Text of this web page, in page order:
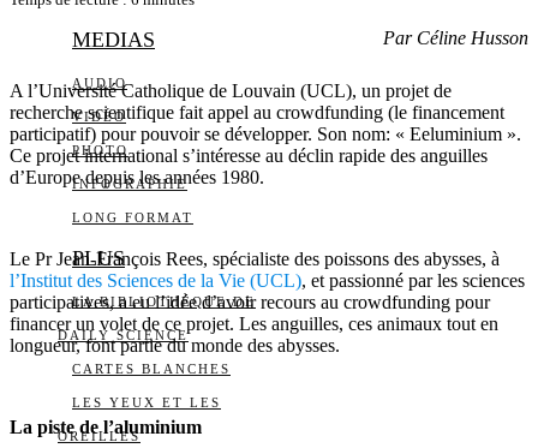
MEDIAS
AUDIO
VIDÉO
PHOTO
INFOGRAPHIE
LONG FORMAT
PLUS
LA BIBLIOTHÈQUE DE
DAILY SCIENCE
CARTES BLANCHES
LES YEUX ET LES
OREILLES
Par Céline Husson
A l’Université Catholique de Louvain (UCL), un projet de
recherche scientifique fait appel au crowdfunding (le financement
participatif) pour pouvoir se développer. Son nom: « Eeluminium ».
Ce projet international s’intéresse au déclin rapide des anguilles
d’Europe depuis les années 1980.
Le Pr Jean-François Rees, spécialiste des poissons des abysses, à
l’Institut des Sciences de la Vie (UCL), et passionné par les sciences
participatives, a eu l’idée d’avoir recours au crowdfunding pour
financer un volet de ce projet. Les anguilles, ces animaux tout en
longueur, font partie du monde des abysses.
La piste de l’aluminium